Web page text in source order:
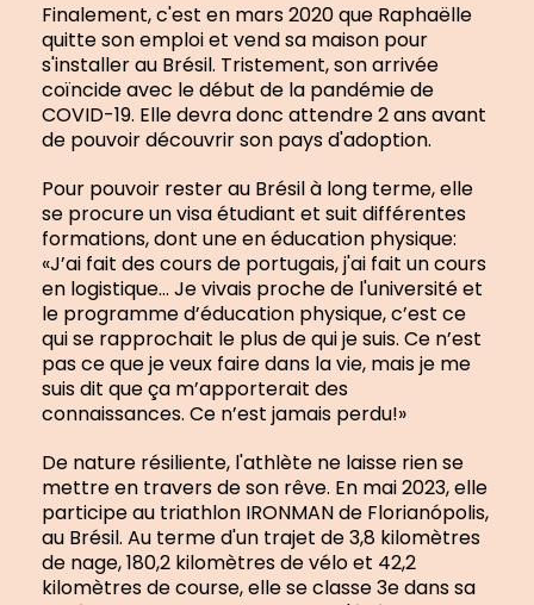
Finalement, c'est en mars 2020 que Raphaëlle
quitte son emploi et vend sa maison pour
s'installer au Brésil. Tristement, son arrivée
coïncide avec le début de la pandémie de
COVID-19. Elle devra donc attendre 2 ans avant
de pouvoir découvrir son pays d'adoption.
Pour pouvoir rester au Brésil à long terme, elle
se procure un visa étudiant et suit différentes
formations, dont une en éducation physique:
«J’ai fait des cours de portugais, j'ai fait un cours
en logistique… Je vivais proche de l'université et
le programme d’éducation physique, c’est ce
qui se rapprochait le plus de qui je suis. Ce n’est
pas ce que je veux faire dans la vie, mais je me
suis dit que ça m’apporterait des
connaissances. Ce n’est jamais perdu!»
De nature résiliente, l'athlète ne laisse rien se
mettre en travers de son rêve. En mai 2023, elle
participe au triathlon IRONMAN de Florianópolis,
au Brésil. Au terme d'un trajet de 3,8 kilomètres
de nage, 180,2 kilomètres de vélo et 42,2
kilomètres de course, elle se classe 3e dans sa